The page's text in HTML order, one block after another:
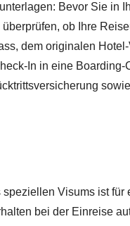
Bevor Sie in
ob Ihre
dem originalen
In in eine
Visums ist
bei der Einreise